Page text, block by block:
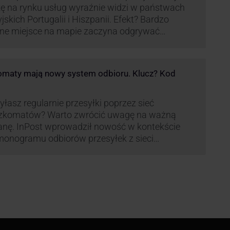
na rynku usług wyraźnie widzi w państwach
Portugalii i Hiszpanii. Efekt? Bardzo
miejsce na mapie zaczyna odgrywać
mają nowy system odbioru. Klucz? Kod
regularnie przesyłki poprzez sieć
Warto zwrócić uwagę na ważną
InPost wprowadził nowość w kontekście
odbiorów przesyłek z sieci